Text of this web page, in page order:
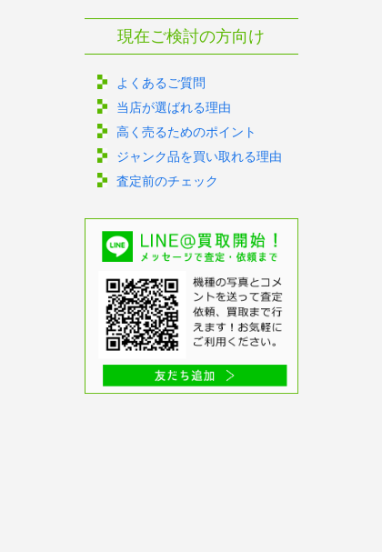
現在ご検討の方向け
よくあるご質問
当店が選ばれる理由
高く売るためのポイント
ジャンク品を買い取れる理由
査定前のチェック